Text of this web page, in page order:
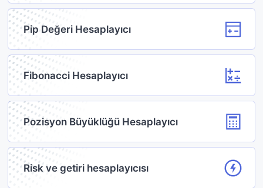
Pip Değeri Hesaplayıcı
Fibonacci Hesaplayıcı
Pozisyon Büyüklüğü Hesaplayıcı
Risk ve getiri hesaplayıcısı